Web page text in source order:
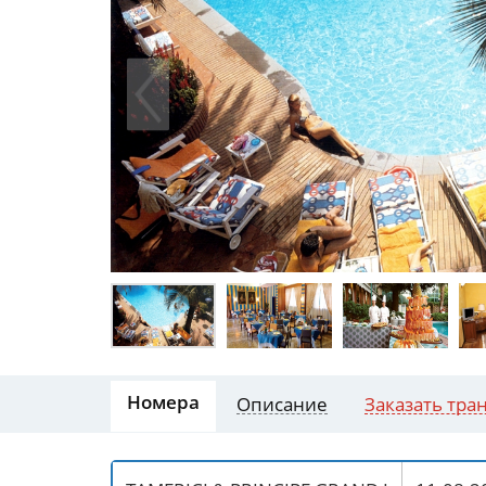
Номера Описание Заказать